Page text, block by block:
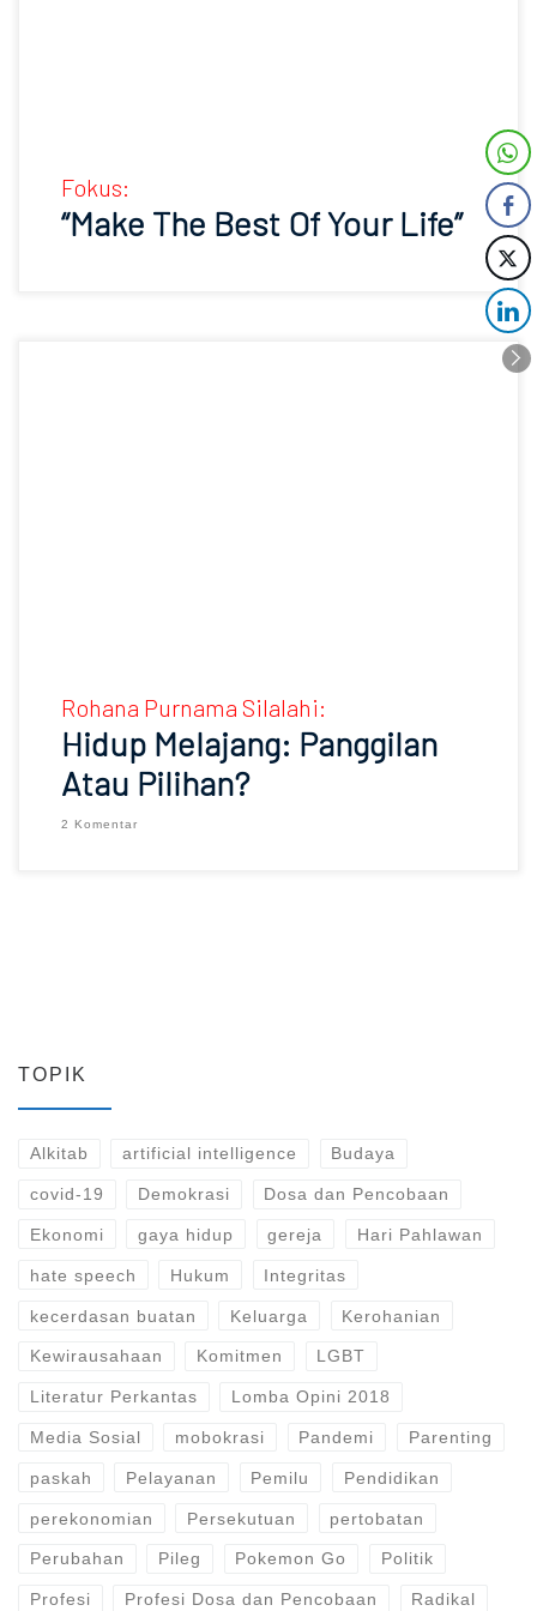
Fokus:
“Make The Best Of Your Life”
Rohana Purnama Silalahi:
Hidup Melajang: Panggilan
Atau Pilihan?
2 Komentar
TOPIK
Alkitab artificial intelligence Budaya
covid-19 Demokrasi Dosa dan Pencobaan
Ekonomi gaya hidup gereja Hari Pahlawan
hate speech Hukum Integritas
kecerdasan buatan Keluarga Kerohanian
Kewirausahaan Komitmen LGBT
Literatur Perkantas Lomba Opini 2018
Media Sosial mobokrasi Pandemi Parenting
paskah Pelayanan Pemilu Pendidikan
perekonomian Persekutuan pertobatan
Perubahan Pileg Pokemon Go Politik
Profesi Profesi Dosa dan Pencobaan Radikal